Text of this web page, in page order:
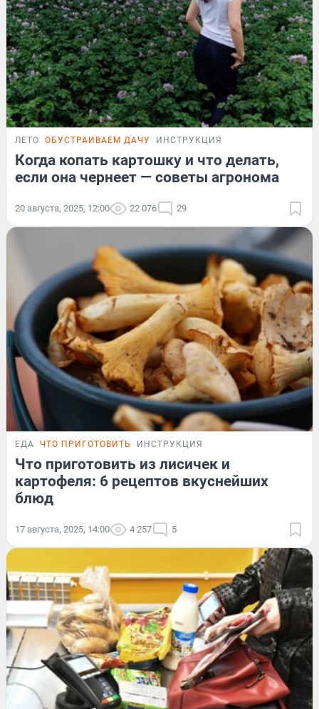
ЛЕТО ОБУСТРАИВАЕМ ДАЧУ ИНСТРУКЦИЯ
Когда копать картошку и что делать,
если она чернеет — советы агронома
20 августа, 2025, 12:00 22 076 29
ЕДА ЧТО ПРИГОТОВИТЬ ИНСТРУКЦИЯ
Что приготовить из лисичек и
картофеля: 6 рецептов вкуснейших
блюд
17 августа, 2025, 14:00 4 257 5